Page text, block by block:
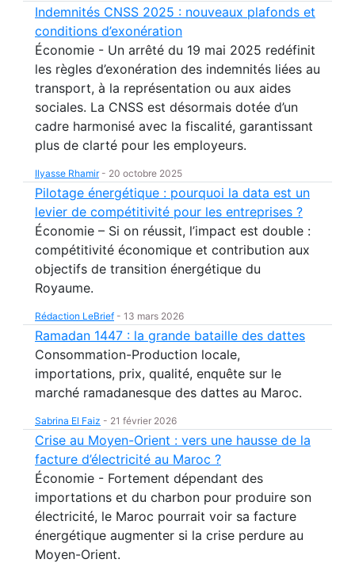
Indemnités CNSS 2025 : nouveaux plafonds et
conditions d’exonération
Économie - Un arrêté du 19 mai 2025 redéfinit
les règles d’exonération des indemnités liées au
transport, à la représentation ou aux aides
sociales. La CNSS est désormais dotée d’un
cadre harmonisé avec la fiscalité, garantissant
plus de clarté pour les employeurs.
Ilyasse Rhamir- 20 octobre 2025
Pilotage énergétique : pourquoi la data est un
levier de compétitivité pour les entreprises ?
Économie – Si on réussit, l’impact est double :
compétitivité économique et contribution aux
objectifs de transition énergétique du
Royaume.
Rédaction LeBrief - 13 mars 2026
Ramadan 1447 : la grande bataille des dattes
Consommation-Production locale,
importations, prix, qualité, enquête sur le
marché ramadanesque des dattes au Maroc.
Sabrina El Faiz - 21 février 2026
Crise au Moyen-Orient : vers une hausse de la
facture d’électricité au Maroc ?
Économie - Fortement dépendant des
importations et du charbon pour produire son
électricité, le Maroc pourrait voir sa facture
énergétique augmenter si la crise perdure au
Moyen-Orient.